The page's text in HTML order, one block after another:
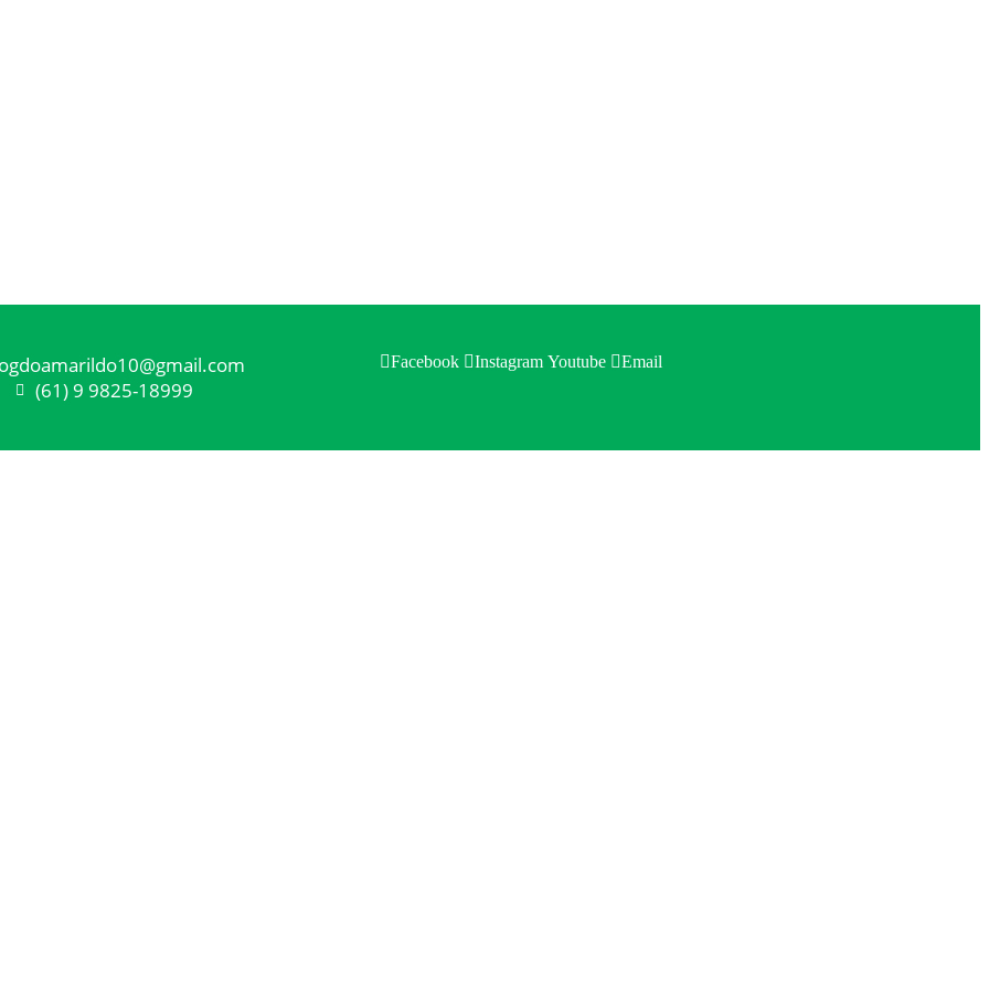
(61) 9 9825-18999
Facebook Instagram Youtube Email